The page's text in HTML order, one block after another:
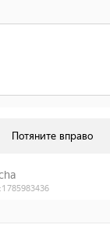
фин. годом)
ИСТОЧНИК:
Бренд Panasonic